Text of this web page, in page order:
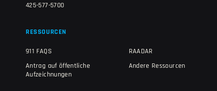
425-577-5700
RESSOURCEN
911 FAQS
Antrag auf öffentliche
Aufzeichnungen
RAADAR
Andere Ressourcen